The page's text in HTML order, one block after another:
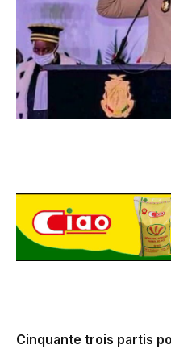
Cinquante trois partis